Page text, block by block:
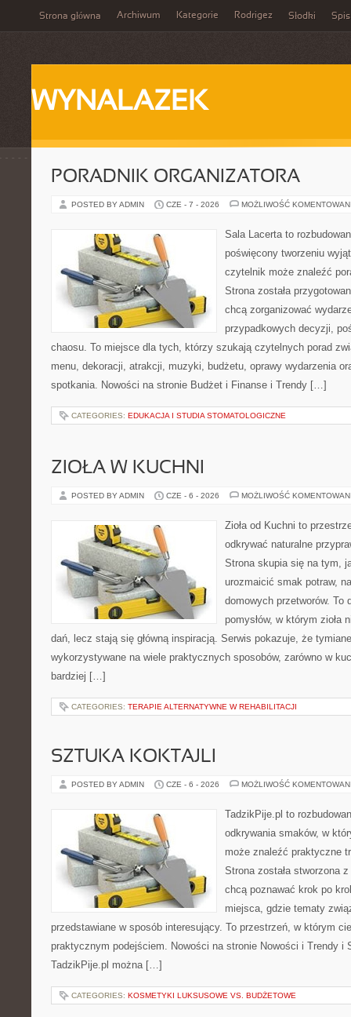
Strona główna Archiwum Kategorie Rodrigez Słodki Spis
WYNALAZEK
PORADNIK ORGANIZATORA
POSTED BY ADMIN CZE - 7 - 2026 MOŻLIWOŚĆ
Sala Lacerta to
poświęcony tworzeniu
czytelnik może znaleźć
Strona została
chcą zorganizować
przypadkowych decyzji,
chaosu. To miejsce dla tych, którzy szukają czytelnych porad
menu, dekoracji, atrakcji, muzyki, budżetu, oprawy wydarzenia
spotkania. Nowości na stronie Budżet i Finanse i Trendy […]
CATEGORIES: EDUKACJA I STUDIA STOMATOLOGICZNE
ZIOŁA W KUCHNI
POSTED BY ADMIN CZE - 6 - 2026 MOŻLIWOŚĆ
Zioła od Kuchni to
odkrywać naturalne
Strona skupia się na tym,
urozmaicić smak potraw,
domowych przetworów. To
pomysłów, w którym zioła
dań, lecz stają się główną inspiracją. Serwis pokazuje, że
wykorzystywane na wiele praktycznych sposobów, zarówno w
bardziej […]
CATEGORIES: TERAPIE ALTERNATYWNE W REHABILITACJI
SZTUKA KOKTAJLI
POSTED BY ADMIN CZE - 6 - 2026 MOŻLIWOŚĆ
TadzikPije.pl to
odkrywania smaków, w
może znaleźć praktyczne
Strona została stworzona
chcą poznawać krok po
miejsca, gdzie tematy
przedstawiane w sposób interesujący. To przestrzeń, w którym
praktycznym podejściem. Nowości na stronie Nowości i Trendy i
TadzikPije.pl można […]
CATEGORIES: KOSMETYKI LUKSUSOWE VS. BUDŻETOWE